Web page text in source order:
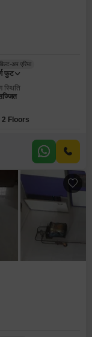
बिल्ट-अप एरिया
फुट
स्थिति
2 Floors